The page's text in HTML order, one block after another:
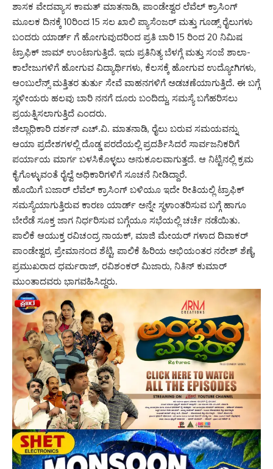
ಶಾಸಕ ವೇದವ್ಯಾಸ ಕಾಮತ್‌ ಮಾತನಾಡಿ, ಪಾಂಡೇಶ್ವರ ಲೆವೆಲ್ ಕ್ರಾಸಿಂಗ್
ಮೂಲಕ ದಿನಕ್ಕೆ 10ರಿಂದ 15 ಸಲ ಖಾಲಿ ಪ್ಯಾಸೆಂಜರ್ ಮತ್ತು ಗೂಡ್ಸ್ ರೈಲುಗಳು
ಬಂದರು ಯಾರ್ಡ್ ಗೆ ಹೋಗುವುದರಿಂದ ಪ್ರತಿ ಬಾರಿ 15 ರಿಂದ 20 ನಿಮಿಷ
ಟ್ರಾಫಿಕ್ ಜಾಮ್ ಉಂಟಾಗುತ್ತಿದೆ. ಇದು ಪ್ರತಿನಿತ್ಯ ಬೆಳಗ್ಗೆ ಮತ್ತು ಸಂಜೆ ಶಾಲಾ-
ಕಾಲೇಜುಗಳಿಗೆ ಹೋಗುವ ವಿದ್ಯಾರ್ಥಿಗಳು, ಕೆಲಸಕ್ಕೆ ಹೋಗುವ ಉದ್ಯೋಗಿಗಳು,
ಆಂಬುಲೆನ್ಸ್ ಮತ್ತಿತರ ತುರ್ತು ಸೇವೆ ವಾಹನಗಳಿಗೆ ಅಡಚಣೆಯಾಗುತ್ತಿದೆ. ಈ ಬಗ್ಗೆ
ಸ್ಥಳೀಯರು ಹಲವು ಬಾರಿ ನನಗೆ ದೂರು ಬಂದಿದ್ದು, ಸಮಸ್ಯೆ ಬಗೆಹರಿಸಲು
ಪ್ರಯತ್ನಿಸಲಾಗುತ್ತಿದೆ ಎಂದರು.
ಜಿಲ್ಲಾಧಿಕಾರಿ ದರ್ಶನ್ ಎಚ್.ವಿ. ಮಾತನಾಡಿ, ರೈಲು ಬರುವ ಸಮಯವನ್ನು
ಆಯಾ ಪ್ರದೇಶಗಳಲ್ಲಿ ದೊಡ್ಡ ಪರದೆಯಲ್ಲಿ ಪ್ರದರ್ಶಿಸಿದರೆ ಸಾರ್ವಜನಿಕರಿಗೆ
ಪರ್ಯಾಯ ಮಾರ್ಗ ಬಳಸಿಕೊಳ್ಳಲು ಅನುಕೂಲವಾಗುತ್ತದೆ. ಆ ನಿಟ್ಟಿನಲ್ಲಿ ಕ್ರಮ
ಕೈಗೊಳ್ಳುವಂತೆ ರೈಲ್ವೆ ಅಧಿಕಾರಿಗಳಿಗೆ ಸೂಚನೆ ನೀಡಿದ್ದಾರೆ.
ಹೊಯಿಗೆ ಬಜಾರ್ ಲೆವೆಲ್ ಕ್ರಾಸಿಂಗ್ ಬಳಿಯೂ ಇದೇ ರೀತಿಯಲ್ಲಿ ಟ್ರಾಫಿಕ್‌
ಸಮಸ್ಯೆಯಾಗುತ್ತಿರುವ ಕಾರಣ ಯಾರ್ಡ್‌ ಅನ್ನೇ ಸ್ಥಳಾಂತರಿಸುವ ಬಗ್ಗೆ ಹಾಗೂ
ಬೇರೆಡೆ ಸೂಕ್ತ ಜಾಗ ನಿರ್ಧರಿಸುವ ಬಗ್ಗೆಯೂ ಸಭೆಯಲ್ಲಿ ಚರ್ಚೆ ನಡೆಯಿತು.
ಪಾಲಿಕೆ ಆಯುಕ್ತ ರವಿಚಂದ್ರ ನಾಯಕ್, ಮಾಜಿ ಮೇಯರ್ ಗಳಾದ ದಿವಾಕರ್
ಪಾಂಡೇಶ್ವರ, ಪ್ರೇಮಾನಂದ ಶೆಟ್ಟಿ, ಪಾಲಿಕೆ ಹಿರಿಯ ಅಭಿಯಂತರ ನರೇಶ್ ಶೆಣೈ,
ಪ್ರಮುಖರಾದ ಧರ್ಮರಾಜ್, ರವಿಶಂಕರ್ ಮಿಜಾರು, ನಿತಿನ್ ಕುಮಾರ್
ಮುಂತಾದವರು ಭಾಗವಹಿಸಿದ್ದರು.